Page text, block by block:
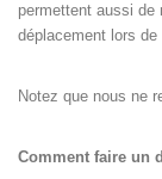
permettent aussi de
déplacement lors
Notez que nous ne
Comment faire un